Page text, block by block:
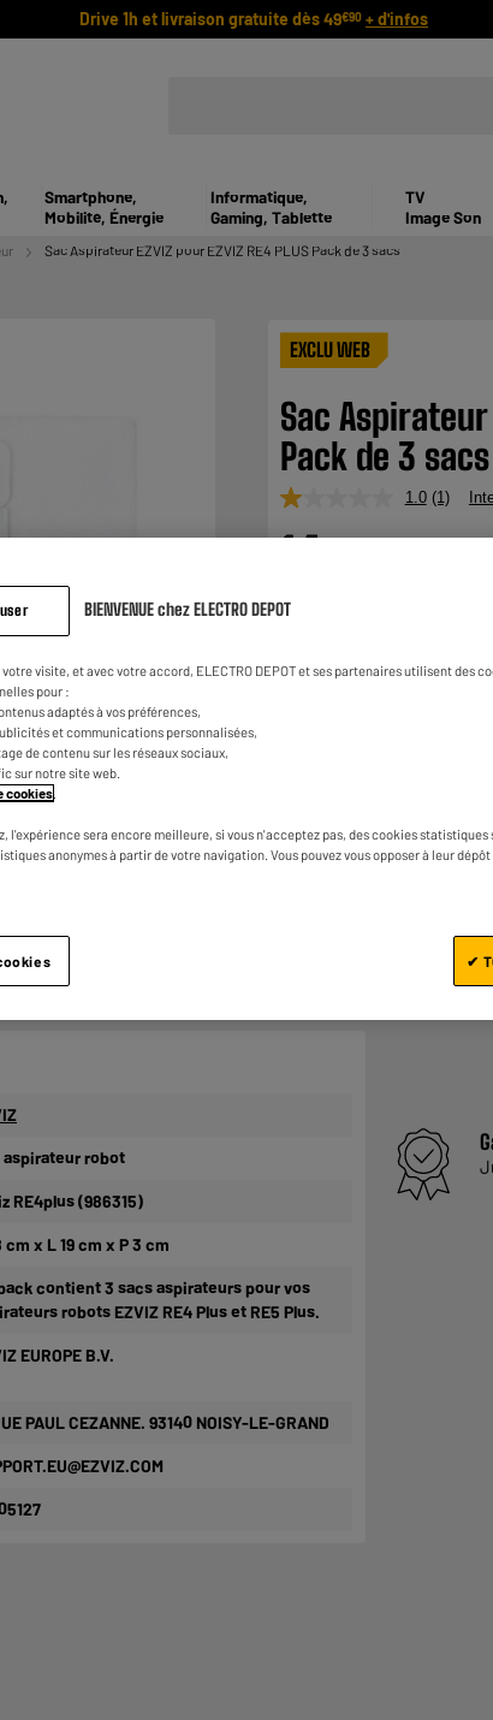
Drive 1h et livraison gratuite dès 49€90 + d'infos
Smartphone,
Mobilité, Énergie
Informatique,
Gaming, Tablette
TV
Image Son
Sac Aspirateur EZVIZ pour EZVIZ RE4 PLUS Pack de 3 sacs
EXCLU WEB
Sac Aspirateur
Pack de 3 sacs
1.0 Lire
avis.
(1)
14
Ajouter au
aspirateur robot
RE4plus (986315)
cm x L 19 cm x P 3 cm
contient 3 sacs aspirateurs pour vos
robots EZVIZ RE4 Plus et RE5 Plus.
EUROPE B.V.
PAUL CEZANNE. 93140 NOISY-LE-GRAND
BIENVENUE chez ELECTRO DEPOT
visite, et avec votre accord, ELECTRO DEPOT et ses partenaires utilisent des
pour :
adaptés à vos préférences,
et communications personnalisées,
de contenu sur les réseaux sociaux,
sur notre site web.
cookies
l'expérience sera encore meilleure, si vous n'acceptez pas, des cookies statistiques
anonymes à partir de votre navigation. Vous pouvez vous opposer à leur
✔